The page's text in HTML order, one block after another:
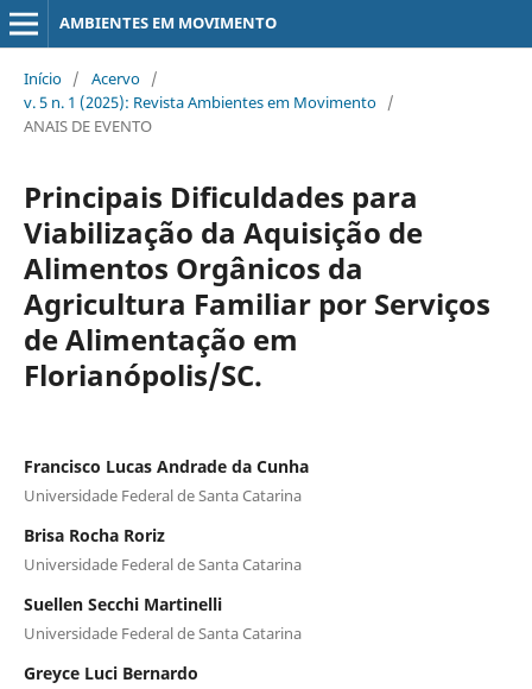
AMBIENTES EM MOVIMENTO
Início / Acervo /
v. 5 n. 1 (2025): Revista Ambientes em Movimento /
ANAIS DE EVENTO
Principais Dificuldades para
Viabilização da Aquisição de
Alimentos Orgânicos da
Agricultura Familiar por Serviços
de Alimentação em
Florianópolis/SC.
Francisco Lucas Andrade da Cunha
Universidade Federal de Santa Catarina
Brisa Rocha Roriz
Universidade Federal de Santa Catarina
Suellen Secchi Martinelli
Universidade Federal de Santa Catarina
Greyce Luci Bernardo